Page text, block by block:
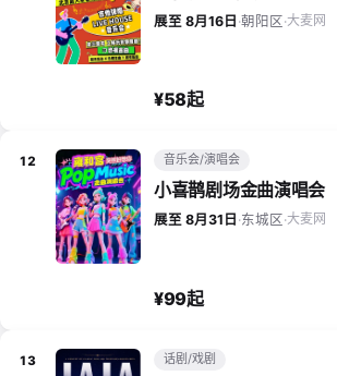
展至 8月16日 ·朝阳区·大麦网
¥58起
12 音乐会/演唱会
小喜鹊剧场金曲演唱会
展至 8月31日 ·东城区·大麦网
¥99起
13 话剧/戏剧